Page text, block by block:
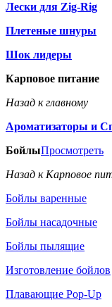
Лески для Zig-Rig
Плетеные шнуры
Шок лидеры
Карповое питание
Назад к главному
Ароматизаторы и
БойлыПросмотреть
Назад к Карповое
Бойлы варенные
Бойлы насадочные
Бойлы пылящие
Изготовление бойлов
Плавающие Pop-Up